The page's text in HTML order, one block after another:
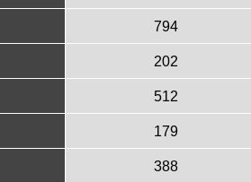
794
202
512
179
388